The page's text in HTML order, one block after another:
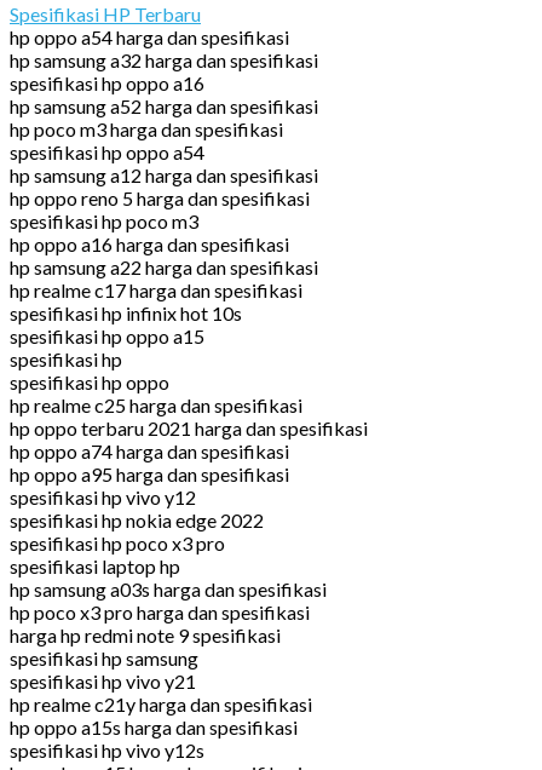
Spesifikasi HP Terbaru
hp oppo a54 harga dan spesifikasi
hp samsung a32 harga dan spesifikasi
spesifikasi hp oppo a16
hp samsung a52 harga dan spesifikasi
hp poco m3 harga dan spesifikasi
spesifikasi hp oppo a54
hp samsung a12 harga dan spesifikasi
hp oppo reno 5 harga dan spesifikasi
spesifikasi hp poco m3
hp oppo a16 harga dan spesifikasi
hp samsung a22 harga dan spesifikasi
hp realme c17 harga dan spesifikasi
spesifikasi hp infinix hot 10s
spesifikasi hp oppo a15
spesifikasi hp
spesifikasi hp oppo
hp realme c25 harga dan spesifikasi
hp oppo terbaru 2021 harga dan spesifikasi
hp oppo a74 harga dan spesifikasi
hp oppo a95 harga dan spesifikasi
spesifikasi hp vivo y12
spesifikasi hp nokia edge 2022
spesifikasi hp poco x3 pro
spesifikasi laptop hp
hp samsung a03s harga dan spesifikasi
hp poco x3 pro harga dan spesifikasi
harga hp redmi note 9 spesifikasi
spesifikasi hp samsung
spesifikasi hp vivo y21
hp realme c21y harga dan spesifikasi
hp oppo a15s harga dan spesifikasi
spesifikasi hp vivo y12s